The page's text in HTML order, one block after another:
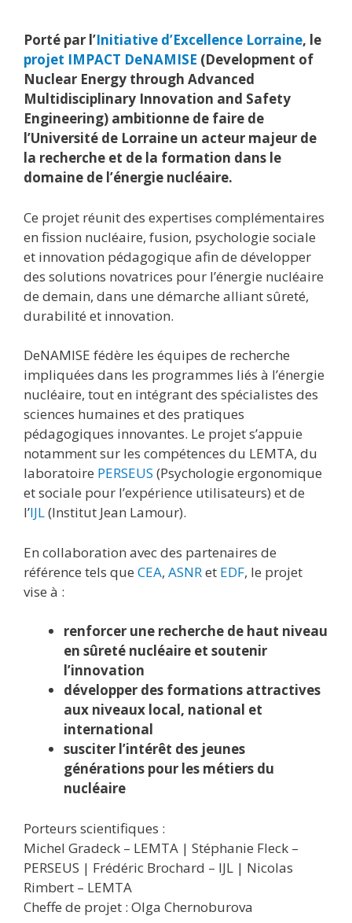
Porté par l’Initiative d’Excellence Lorraine, le
projet IMPACT DeNAMISE (Development of
Nuclear Energy through Advanced
Multidisciplinary Innovation and Safety
Engineering) ambitionne de faire de
l’Université de Lorraine un acteur majeur de
la recherche et de la formation dans le
domaine de l’énergie nucléaire.
Ce projet réunit des expertises complémentaires
en fission nucléaire, fusion, psychologie sociale
et innovation pédagogique afin de développer
des solutions novatrices pour l’énergie nucléaire
de demain, dans une démarche alliant sûreté,
durabilité et innovation.
DeNAMISE fédère les équipes de recherche
impliquées dans les programmes liés à l’énergie
nucléaire, tout en intégrant des spécialistes des
sciences humaines et des pratiques
pédagogiques innovantes. Le projet s’appuie
notamment sur les compétences du LEMTA, du
laboratoire PERSEUS (Psychologie ergonomique
et sociale pour l’expérience utilisateurs) et de
l’IJL(Institut Jean Lamour).
En collaboration avec des partenaires de
référence tels que CEA, ASNRet EDF, le projet
vise à :
renforcer une recherche de haut niveau
en sûreté nucléaire et soutenir
l’innovation
développer des formations attractives
aux niveaux local, national et
international
susciter l’intérêt des jeunes
générations pour les métiers du
nucléaire
Porteurs scientifiques :
Michel Gradeck – LEMTA | Stéphanie Fleck –
PERSEUS | Frédéric Brochard – IJL | Nicolas
Rimbert – LEMTA
Cheffe de projet : Olga Chernoburova